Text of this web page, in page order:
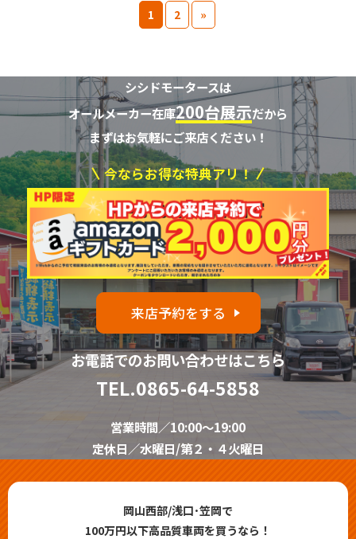
1 2 »
シシドモータースは
オールメーカー在庫200台展示だから
まずはお気軽にご来店ください！
今ならお得な特典アリ！
来店予約をする
お電話でのお問い合わせはこちら
TEL.0865-64-5858
営業時間／10:00～19:00
定休日／水曜日/第２・４火曜日
岡山西部/浅口･笠岡で
100万円以下高品質車両を買うなら！